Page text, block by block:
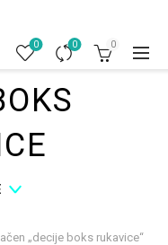
0 0 0
„decije boks rukavice“